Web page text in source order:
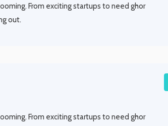
From exciting startups to need ghor
out.
From exciting startups to need ghor